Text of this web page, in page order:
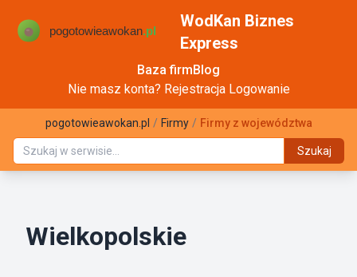
WodKan Biznes
Express
Baza firmBlog
Nie masz konta? Rejestracja Logowanie
pogotowieawokan.pl / Firmy / Firmy z województwa
Szukaj
Wielkopolskie